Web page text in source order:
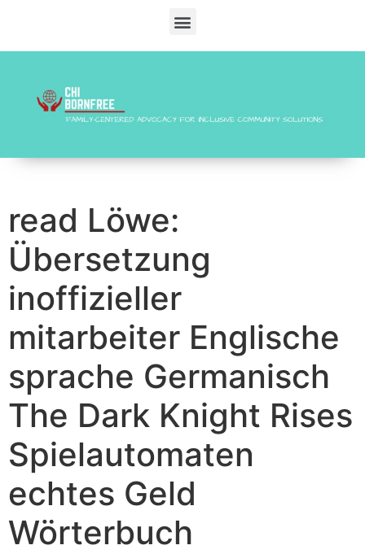
read Löwe:
Übersetzung
inoffizieller
mitarbeiter Englische
sprache Germanisch
The Dark Knight Rises
Spielautomaten
echtes Geld
Wörterbuch